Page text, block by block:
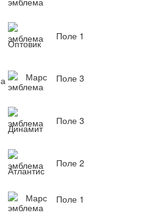
Оптовик
Поле 1
Марс
Поле 3
Динамит
Поле 3
Атлантис
Поле 2
Марс
Поле 1